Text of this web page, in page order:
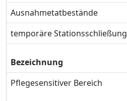
Ausnahmetatbestände
temporäre Stationsschließung
Bezeichnung
Pflegesensitiver Bereich